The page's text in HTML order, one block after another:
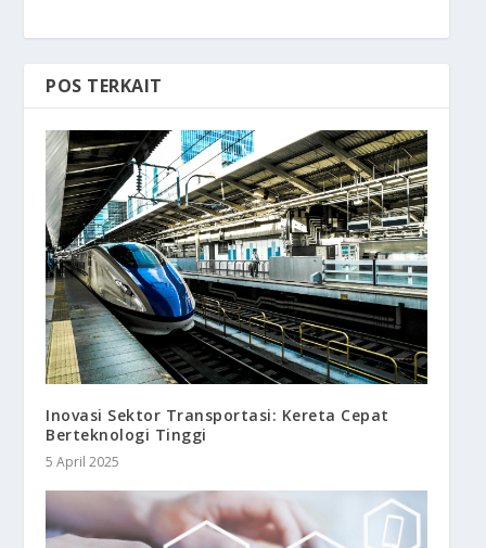
POS TERKAIT
Inovasi Sektor Transportasi: Kereta Cepat
Berteknologi Tinggi
5 April 2025